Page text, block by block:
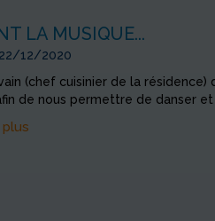
LA MUSIQUE...
12/2020
(chef cuisinier de la résidence)
de nous permettre de danser et
plus